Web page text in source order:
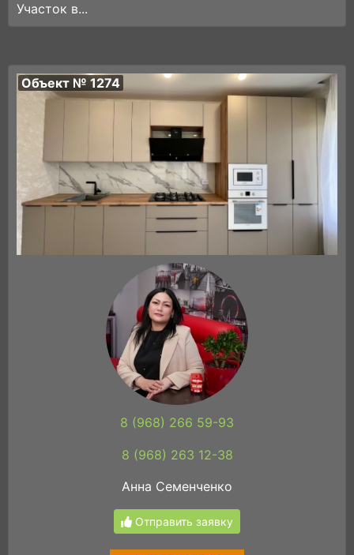
Участок в...
Объект № 1274
8 (968) 266 59-93
8 (968) 263 12-38
Анна Семенченко
Отправить заявку